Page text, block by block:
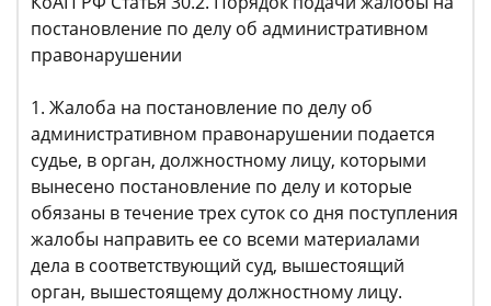
постановление по делу об административном
правонарушении
1. Жалоба на постановление по делу об
административном правонарушении подается
судье, в орган, должностному лицу, которыми
вынесено постановление по делу и которые
обязаны в течение трех суток со дня поступления
жалобы направить ее со всеми материалами
дела в соответствующий суд, вышестоящий
орган, вышестоящему должностному лицу.